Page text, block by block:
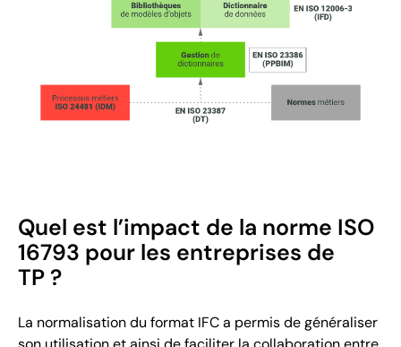
Quel est l’impact de la norme ISO
16793 pour les entreprises de
TP ?
La normalisation du format IFC a permis de généraliser